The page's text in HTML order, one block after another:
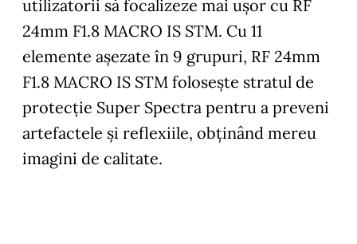
utilizatorii să focalizeze mai uşor cu RF
24mm F1.8 MACRO IS STM. Cu 11
elemente aşezate în 9 grupuri, RF 24mm
F1.8 MACRO IS STM foloseşte stratul de
protecție Super Spectra pentru a preveni
artefactele şi reflexiile, obţinând mereu
imagini de calitate.